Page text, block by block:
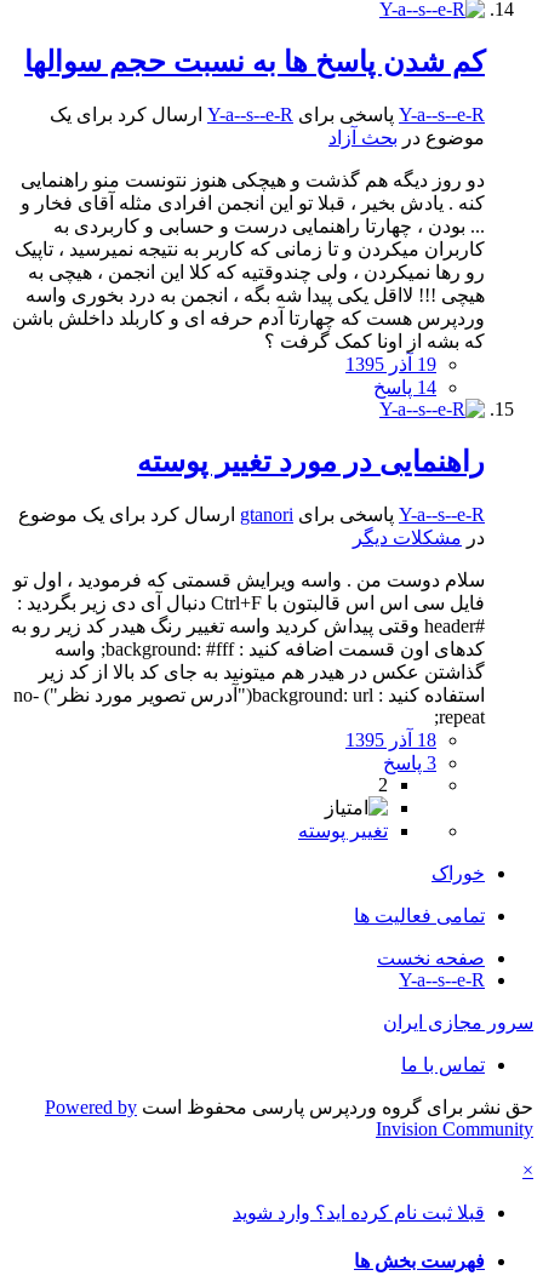
کم شدن پاسخ ها به نسبت حجم سوالها
Y-a--s--e-R پاسخی برای Y-a--s--e-R ارسال کرد برای یک
موضوع در بحث آزاد
دو روز دیگه هم گذشت و هیچکی هنوز نتونست منو راهنمایی
کنه . یادش بخیر ، قبلا تو این انجمن افرادی مثله آقای فخار و
... بودن ، چهارتا راهنمایی درست و حسابی و کاربردی به
کاربران میکردن و تا زمانی که کاربر به نتیجه نمیرسید ، تاپیک
رو رها نمیکردن ، ولی چندوقتیه که کلا این انجمن ، هیچی به
هیچی !!! لااقل یکی پیدا شه بگه ، انجمن به درد بخوری واسه
وردپرس هست که چهارتا آدم حرفه ای و کاربلد داخلش باشن
که بشه از اونا کمک گرفت ؟
19 آذر 1395
14 پاسخ
راهنمایی در مورد تغییر پوسته
Y-a--s--e-R پاسخی برای gtanori ارسال کرد برای یک موضوع
در مشکلات دیگر
سلام دوست من . واسه ویرایش قسمتی که فرمودید ، اول تو
فایل سی اس اس قالبتون با Ctrl+F دنبال آی دی زیر بگردید :
#header وقتی پیداش کردید واسه تغییر رنگ هیدر کد زیر رو به
کدهای اون قسمت اضافه کنید : background: #fff; واسه
گذاشتن عکس در هیدر هم میتونید به جای کد بالا از کد زیر
استفاده کنید : background: url("آدرس تصویر مورد نظر") no-
repeat;
18 آذر 1395
3 پاسخ
2
تغییر پوسته
خوراک
تمامی فعالیت ها
صفحه نخست
Y-a--s--e-R
سرور مجازی ایران
تماس با ما
حق نشر برای گروه وردپرس پارسی محفوظ است Powered by
Invision Community
×
قبلا ثبت نام کرده اید؟ وارد شوید
فهرست بخش ها